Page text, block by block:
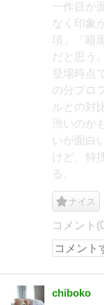
一作目が
なく印象
項」「暗
だと思う
登場時点
の分プロ
ルとの対
渋いのか
いが面白
けど、特
る。
ナイス
コメント
chiboko